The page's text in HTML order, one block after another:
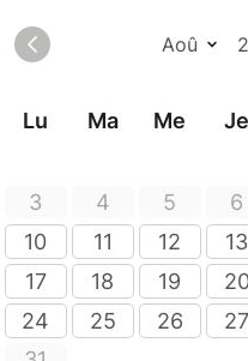
Lu Ma Me Je
3
4 5 6
10
11 12 13
17
18 19
24
25 26 27